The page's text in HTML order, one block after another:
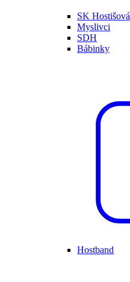
SK Hostišová
Myslivci
SDH
Bábinky
Hostband